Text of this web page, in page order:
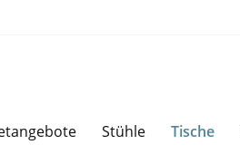
Stühle Tische
Sparen bei Angebotsanfrage